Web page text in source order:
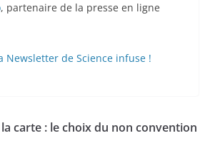
, partenaire de la presse en ligne
Newsletter de Science infuse !
carte : le choix du non convention